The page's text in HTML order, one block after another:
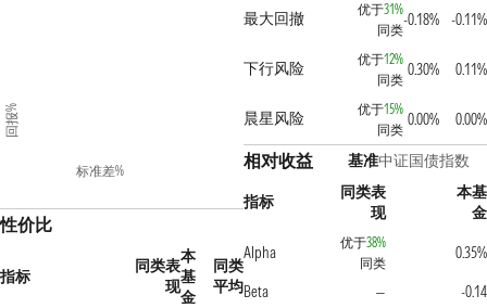
标准差%
回报%
性价比
指标
同类表
现
本
基
金
同类
平均
最大回撤 优于31%
同类
-0.18% -0.11%
下行风险 优于12%
同类
0.30% 0.11%
晨星风险 优于15%
同类
0.00% 0.00%
相对收益 基准中证国债指数
指标
同类表
现
本基
金
Alpha
优于38%
同类
0.35%
Beta
—
-0.14